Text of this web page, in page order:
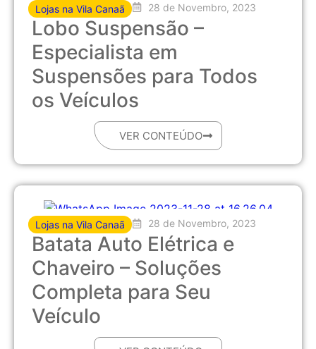
Lojas na Vila Canaã 28 de Novembro, 2023
Lobo Suspensão –
Especialista em
Suspensões para Todos
os Veículos
VER CONTEÚDO
Lojas na Vila Canaã 28 de Novembro, 2023
Batata Auto Elétrica e
Chaveiro – Soluções
Completa para Seu
Veículo